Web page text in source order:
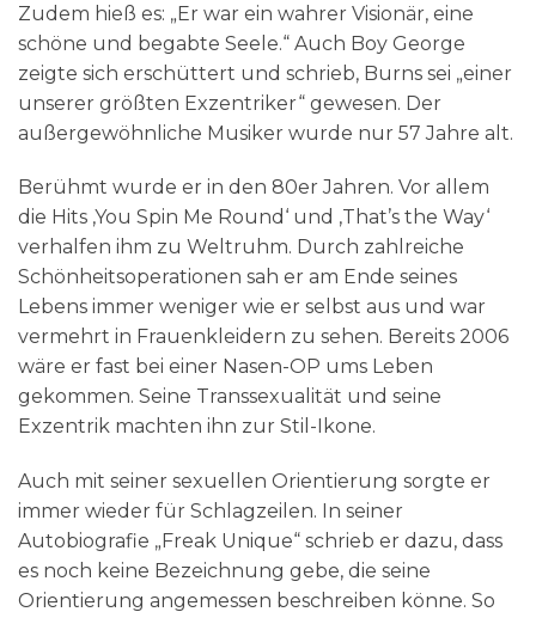
Zudem hieß es: „Er war ein wahrer Visionär, eine
schöne und begabte Seele.“ Auch Boy George
zeigte sich erschüttert und schrieb, Burns sei „einer
unserer größten Exzentriker“ gewesen. Der
außergewöhnliche Musiker wurde nur 57 Jahre alt.
Berühmt wurde er in den 80er Jahren. Vor allem
die Hits ‚You Spin Me Round‘ und ‚That’s the Way‘
verhalfen ihm zu Weltruhm. Durch zahlreiche
Schönheitsoperationen sah er am Ende seines
Lebens immer weniger wie er selbst aus und war
vermehrt in Frauenkleidern zu sehen. Bereits 2006
wäre er fast bei einer Nasen-OP ums Leben
gekommen. Seine Transsexualität und seine
Exzentrik machten ihn zur Stil-Ikone.
Auch mit seiner sexuellen Orientierung sorgte er
immer wieder für Schlagzeilen. In seiner
Autobiografie „Freak Unique“ schrieb er dazu, dass
es noch keine Bezeichnung gebe, die seine
Orientierung angemessen beschreiben könne. So